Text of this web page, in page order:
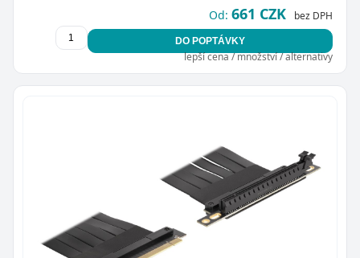
Od: 661 CZK bez DPH
DO POPTÁVKY
lepší cena / množství / alternativy